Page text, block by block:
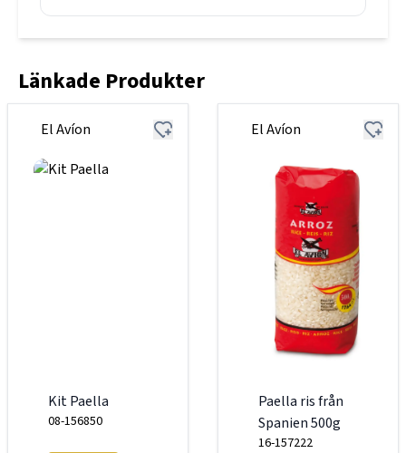
Länkade Produkter
El Avíon
Kit Paella
08-156850
El Avíon
Paella ris från
Spanien 500g
16-157222